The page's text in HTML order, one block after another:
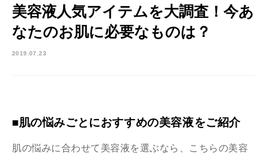
美容液人気アイテムを大調査！今あ
なたのお肌に必要なものは？
2019.07.23
■肌の悩みごとにおすすめの美容液をご紹介
肌の悩みに合わせて美容液を選ぶなら、こちらの美容